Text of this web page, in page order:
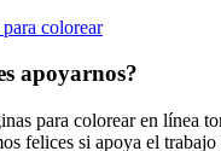
colorear
apoyarnos?
para colorear en línea
felices si apoya el trabajo